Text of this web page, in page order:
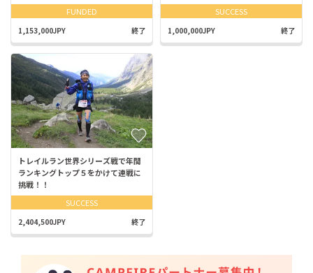
FUNDED
1,153,000JPY 終了
SUCCESS
1,000,000JPY 終了
トレイルラン世界シリーズ戦で年間
ランキングトップ５をかけて連戦に
挑戦！！
SUCCESS
2,404,500JPY 終了